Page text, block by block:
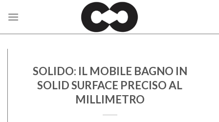
SOLIDO: IL MOBILE BAGNO IN
SOLID SURFACE PRECISO AL
MILLIMETRO